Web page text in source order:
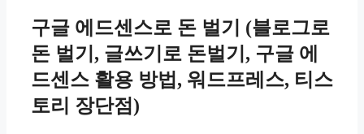
구글 에드센스로 돈 벌기 (블로그로
돈 벌기, 글쓰기로 돈벌기, 구글 에
드센스 활용 방법, 워드프레스, 티스
토리 장단점)